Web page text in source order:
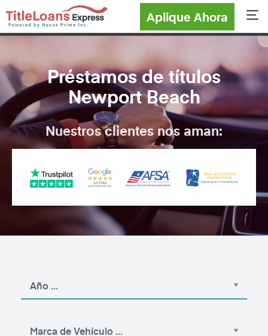
Aplique Ahora
Préstamos de títulos
Newport Beach
Nuestros clientes nos aman: